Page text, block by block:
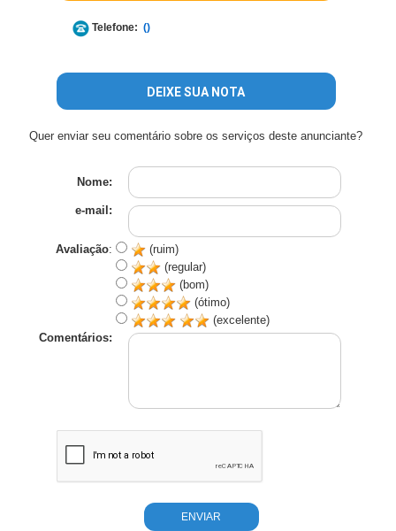
Telefone: ()
DEIXE SUA NOTA
Quer enviar seu comentário sobre os serviços deste anunciante?
Nome:
e-mail:
Avaliação:
(ruim)
(regular)
(bom)
(ótimo)
(excelente)
Comentários: